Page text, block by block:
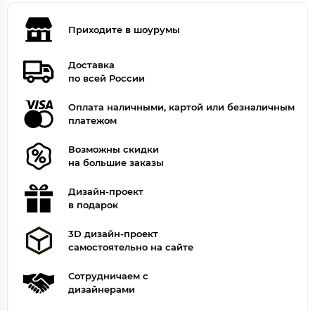
Приходите в шоурумы
Доставка
по всей России
Оплата наличными, картой или безналичным
платежом
Возможны скидки
на большие заказы
Дизайн-проект
в подарок
3D дизайн-проект
самостоятельно на сайте
Сотрудничаем с
дизайнерами